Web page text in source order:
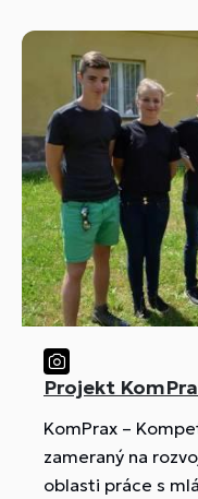
Projekt
KomPrax –
zameraný na
oblasti práce s